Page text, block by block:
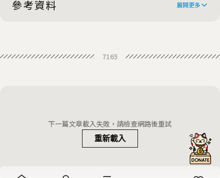
參考資料 展開更多
hour ordeal
Rigopiano hotel avalanche: Italian
rescuers find no sign of life
7165
下一篇文章載入失敗，請檢查網路後重試
重新載入